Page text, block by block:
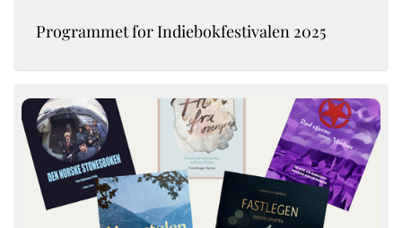
Programmet for Indiebokfestivalen 2025